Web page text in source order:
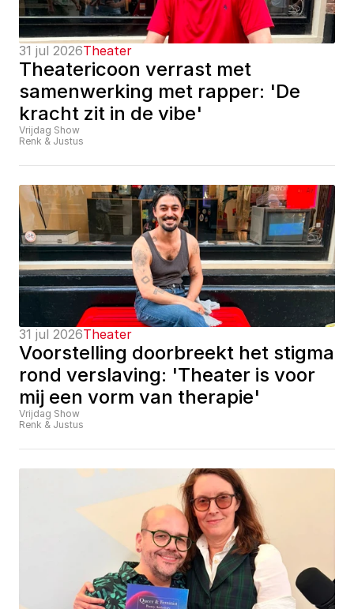
31 jul 2026Theater
Theatericoon verrast met
samenwerking met rapper: 'De
kracht zit in de vibe'
Vrijdag Show
Renk & Justus
31 jul 2026Theater
Voorstelling doorbreekt het stigma
rond verslaving: 'Theater is voor
mij een vorm van therapie'
Vrijdag Show
Renk & Justus